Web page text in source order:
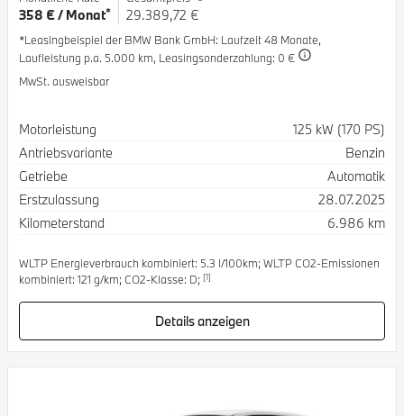
358 € / Monat* 29.389,72 €
*Leasingbeispiel der BMW Bank GmbH: Laufzeit 48 Monate,
Laufleistung p.a. 5.000 km, Leasingsonderzahlung: 0 €
MwSt. ausweisbar
Spezifikation
Motorleistung
125 kW (170 PS)
Antriebsvariante
Benzin
Getriebe
Automatik
Erstzulassung
28.07.2025
Kilometerstand
6.986 km
WLTP Energieverbrauch kombiniert: 5.3 l/100km; WLTP CO2-Emissionen
kombiniert: 121 g/km; CO2-Klasse: D; [1]
Details anzeigen